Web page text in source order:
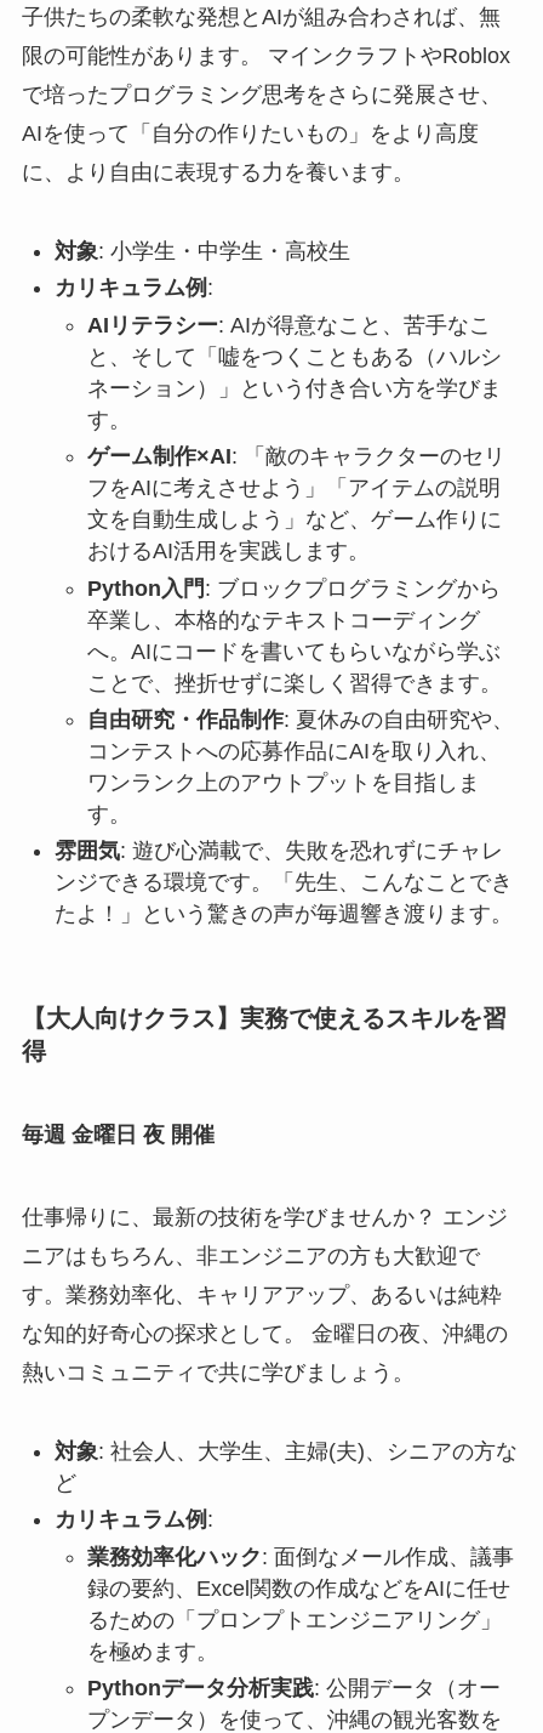
子供たちの柔軟な発想とAIが組み合わされば、無
限の可能性があります。 マインクラフトやRoblox
で培ったプログラミング思考をさらに発展させ、
AIを使って「自分の作りたいもの」をより高度
に、より自由に表現する力を養います。
対象: 小学生・中学生・高校生
カリキュラム例 :
AIリテラシー: AIが得意なこと、苦手なこ
と、そして「嘘をつくこともある（ハルシ
ネーション）」という付き合い方を学びま
す。
ゲーム制作×AI: 「敵のキャラクターのセリ
フをAIに考えさせよう」「アイテムの説明
文を自動生成しよう」など、ゲーム作りに
おけるAI活用を実践します。
Python入門 : ブロックプログラミングから
卒業し、本格的なテキストコーディング
へ。AIにコードを書いてもらいながら学ぶ
ことで、挫折せずに楽しく習得できます。
自由研究・作品制作: 夏休みの自由研究や、
コンテストへの応募作品にAIを取り入れ、
ワンランク上のアウトプットを目指しま
す。
雰囲気: 遊び心満載で、失敗を恐れずにチャレ
ンジできる環境です。「先生、こんなことでき
たよ！」という驚きの声が毎週響き渡ります。
【大人向けクラス】実務で使えるスキルを習
得
毎週 金曜日 夜 開催
仕事帰りに、最新の技術を学びませんか？ エンジ
ニアはもちろん、非エンジニアの方も大歓迎で
す。業務効率化、キャリアアップ、あるいは純粋
な知的好奇心の探求として。 金曜日の夜、沖縄の
熱いコミュニティで共に学びましょう。
対象: 社会人、大学生、主婦(夫)、シニアの方な
ど
カリキュラム例 :
業務効率化ハック: 面倒なメール作成、議事
録の要約、Excel関数の作成などをAIに任せ
るための「プロンプトエンジニアリング」
を極めます。
Pythonデータ分析実践: 公開データ（オー
プンデータ）を使って、沖縄の観光客数を